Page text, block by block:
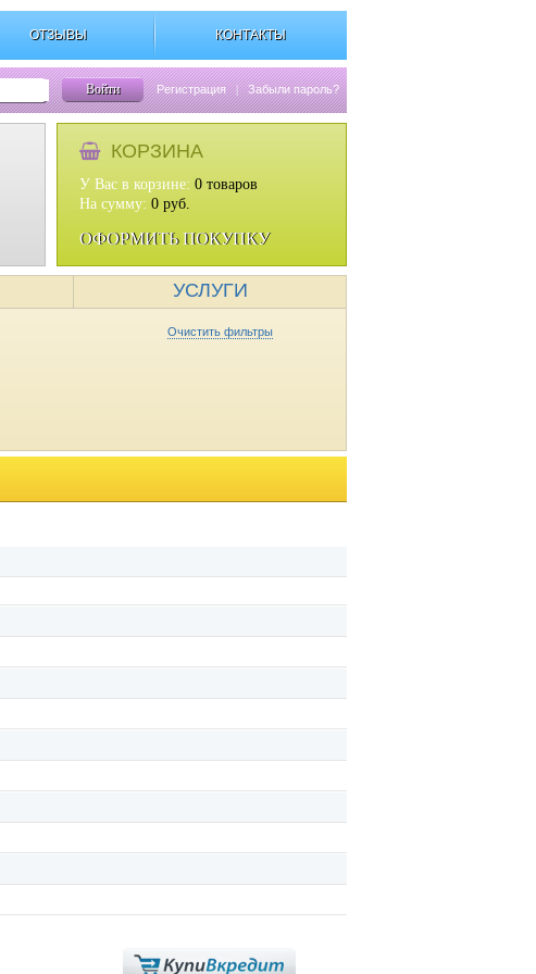
ОТЗЫВЫ КОНТАКТЫ
Войти Регистрация | Забыли пароль?
КОРЗИНА
У Вас в корзине: 0 товаров
На сумму: 0 руб.
ОФОРМИТЬ ПОКУПКУ
УСЛУГИ
Очистить фильтры